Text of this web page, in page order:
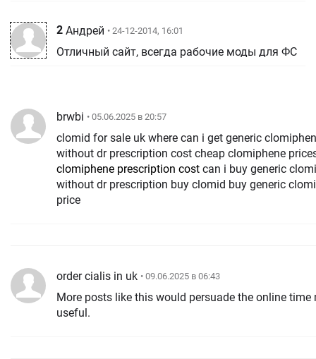
2 Андрей • 24-12-2014, 16:01
Отличный сайт, всегда рабочие моды для ФС
brwbi • 05.06.2025 в 20:57
clomid for sale uk where can i get generic
without dr prescription cost cheap clomiphene
clomiphene prescription cost can i buy generic
without dr prescription buy clomid buy generic
price
order cialis in uk • 09.06.2025 в 06:43
More posts like this would persuade the online time
useful.